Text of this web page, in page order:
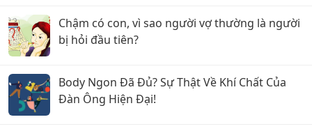
Chậm có con, vì sao người vợ thường là người
bị hỏi đầu tiên?
Body Ngon Đã Đủ? Sự Thật Về Khí Chất Của
Đàn Ông Hiện Đại!